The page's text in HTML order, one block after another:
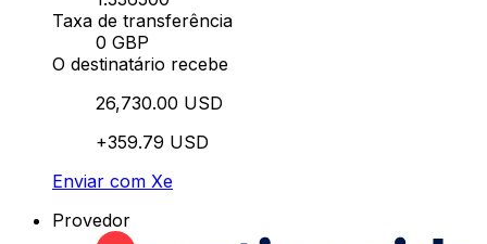
Taxa de transferência
0 GBP
O destinatário recebe
26,730.00 USD
+359.79 USD
Enviar com Xe
Provedor